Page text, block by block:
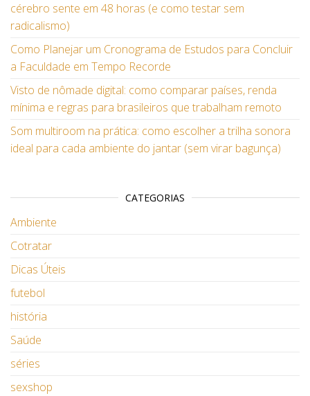
cérebro sente em 48 horas (e como testar sem
radicalismo)
Como Planejar um Cronograma de Estudos para Concluir
a Faculdade em Tempo Recorde
Visto de nômade digital: como comparar países, renda
mínima e regras para brasileiros que trabalham remoto
Som multiroom na prática: como escolher a trilha sonora
ideal para cada ambiente do jantar (sem virar bagunça)
CATEGORIAS
Ambiente
Cotratar
Dicas Úteis
futebol
história
Saúde
séries
sexshop